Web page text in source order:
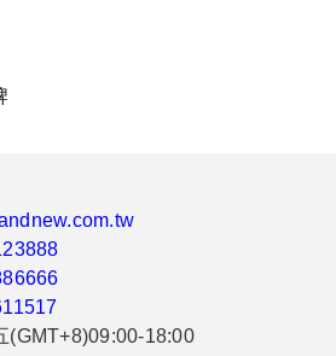
(GMT+8)09:00-18:00